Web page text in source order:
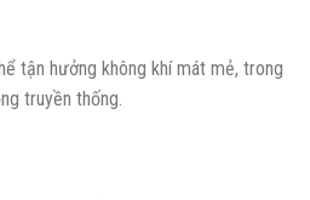
tận hưởng không khí mát mẻ, trong
truyền thống.